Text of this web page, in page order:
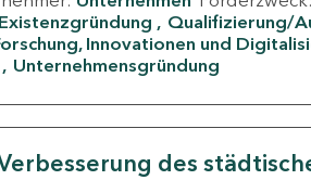
Existenzgründung
Qualifizierung/
Innovationen und
Unternehmensgründung
des